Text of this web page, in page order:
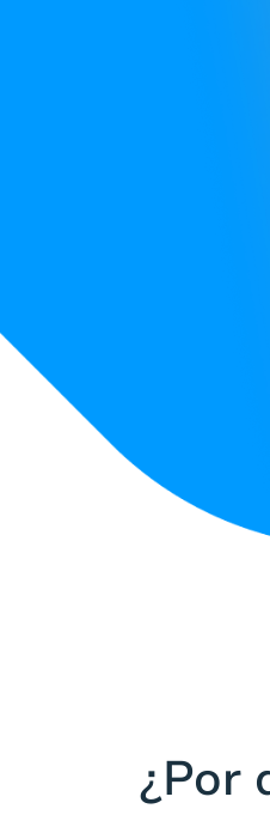
¿Por